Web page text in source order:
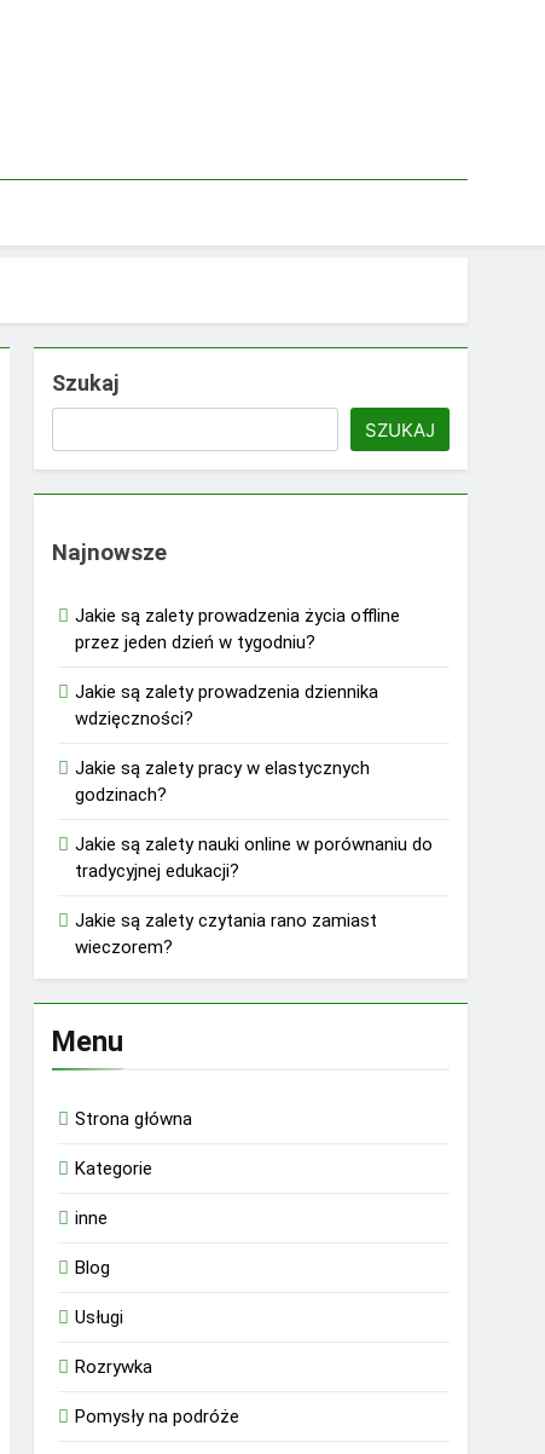
Szukaj
SZUKAJ
Najnowsze
Jakie są zalety prowadzenia życia offline
przez jeden dzień w tygodniu?
Jakie są zalety prowadzenia dziennika
wdzięczności?
Jakie są zalety pracy w elastycznych
godzinach?
Jakie są zalety nauki online w porównaniu do
tradycyjnej edukacji?
Jakie są zalety czytania rano zamiast
wieczorem?
Menu
Strona główna
Kategorie
inne
Blog
Usługi
Rozrywka
Pomysły na podróże